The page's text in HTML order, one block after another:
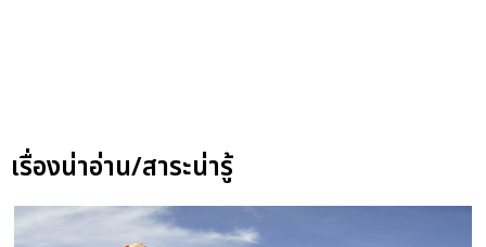
เรื่องน่าอ่าน/สาระน่ารู้